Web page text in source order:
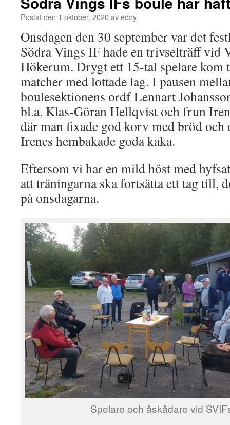
Postat den 1 oktober, 2020aveddy
Onsdagen den 30 september var det
Södra Vings IF hade en trivselträff vid
Hökerum. Drygt ett 15-tal spelare kom
matcher med lottade lag. I pausen
boulesektionens ordf Lennart
bl.a. Klas-Göran Hellqvist och frun
där man fixade god korv med bröd och
Irenes hembakade goda kaka.
Eftersom vi har en mild höst med
att träningarna ska fortsätta ett tag till,
på onsdagarna.
Spelare och åskådare vid